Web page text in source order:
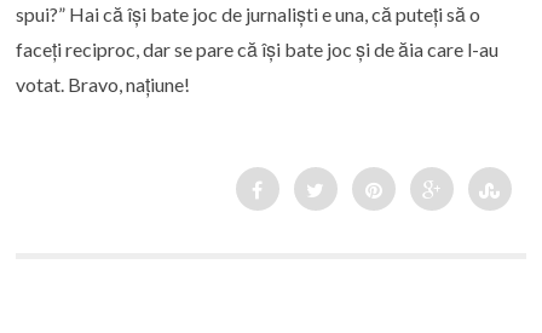
spui?” Hai că își bate joc de jurnaliști e una, că puteți să o
faceți reciproc, dar se pare că își bate joc și de ăia care l-au
votat. Bravo, națiune!